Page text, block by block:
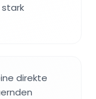
direkte